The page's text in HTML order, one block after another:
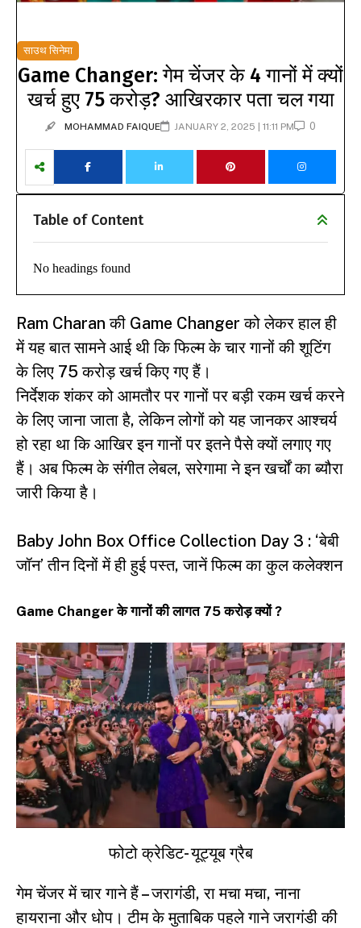
साउथ सिनेमा
Game Changer: गेम चेंजर के 4 गानों में क्यों
खर्च हुए 75 करोड़? आखिरकार पता चल गया
MOHAMMAD FAIQUE JANUARY 2, 2025 | 11:11 PM 0
Table of Content
No headings found
Ram Charan की Game Changer को लेकर हाल ही
में यह बात सामने आई थी कि फिल्म के चार गानों की शूटिंग
के लिए 75 करोड़ खर्च किए गए हैं।
निर्देशक शंकर को आमतौर पर गानों पर बड़ी रकम खर्च करने
के लिए जाना जाता है, लेकिन लोगों को यह जानकर आश्चर्य
हो रहा था कि आखिर इन गानों पर इतने पैसे क्यों लगाए गए
हैं। अब फिल्म के संगीत लेबल, सरेगामा ने इन खर्चों का ब्यौरा
जारी किया है।
Baby John Box Office Collection Day 3 : ‘बेबी
जॉन’ तीन दिनों में ही हुई पस्त, जानें फिल्म का कुल कलेक्शन
Game Changer के गानों की लागत 75 करोड़ क्यों ?
फोटो क्रेडिट- यूट्यूब ग्रैब
गेम चेंजर में चार गाने हैं – जरागंडी, रा मचा मचा, नाना
हायराना और धोप। टीम के मुताबिक पहले गाने जरागंडी की